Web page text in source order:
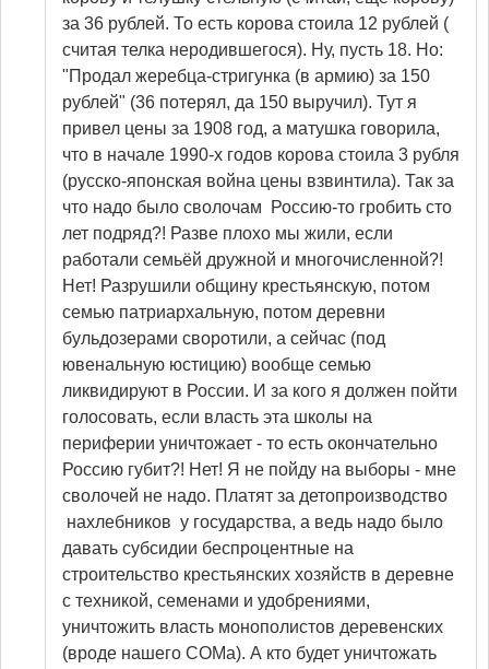
за 36 рублей. То есть корова стоила 12 рублей (
считая телка неродившегося). Ну, пусть 18. Но:
"Продал жеребца-стригунка (в армию) за 150
рублей" (36 потерял, да 150 выручил). Тут я
привел цены за 1908 год, а матушка говорила,
что в начале 1990-х годов корова стоила 3 рубля
(русско-японская война цены взвинтила). Так за
что надо было сволочам Россию-то гробить сто
лет подряд?! Разве плохо мы жили, если
работали семьёй дружной и многочисленной?!
Нет! Разрушили общину крестьянскую, потом
семью патриархальную, потом деревни
бульдозерами своротили, а сейчас (под
ювенальную юстицию) вообще семью
ликвидируют в России. И за кого я должен пойти
голосовать, если власть эта школы на
периферии уничтожает - то есть окончательно
Россию губит?! Нет! Я не пойду на выборы - мне
сволочей не надо. Платят за детопроизводство
нахлебников у государства, а ведь надо было
давать субсидии беспроцентные на
строительство крестьянских хозяйств в деревне
с техникой, семенами и удобрениями,
уничтожить власть монополистов деревенских
(вроде нашего СОМа). А кто будет уничтожать